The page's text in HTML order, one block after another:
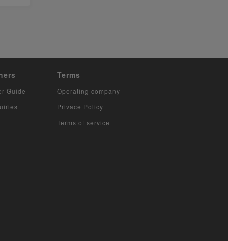
Guide
Terms
Operating company
Privace Policy
Terms of service